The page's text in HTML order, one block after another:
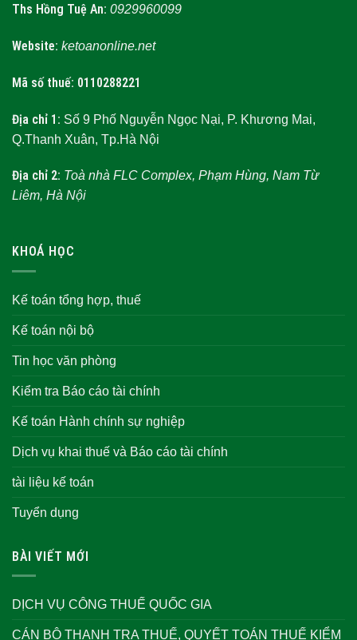
Ths Hồng Tuệ An: 0929960099
Website: ketoanonline.net
Mã số thuế: 0110288221
Địa chỉ 1: Số 9 Phố Nguyễn Ngọc Nại, P. Khương Mai,
Q.Thanh Xuân, Tp.Hà Nội
Địa chỉ 2: Toà nhà FLC Complex, Phạm Hùng, Nam Từ
Liêm, Hà Nội
KHOÁ HỌC
Kế toán tổng hợp, thuế
Kế toán nội bộ
Tin học văn phòng
Kiểm tra Báo cáo tài chính
Kế toán Hành chính sự nghiệp
Dịch vụ khai thuế và Báo cáo tài chính
tài liệu kế toán
Tuyển dụng
BÀI VIẾT MỚI
DỊCH VỤ CÔNG THUẾ QUỐC GIA
CÁN BỘ THANH TRA THUẾ, QUYẾT TOÁN THUẾ KIỂM